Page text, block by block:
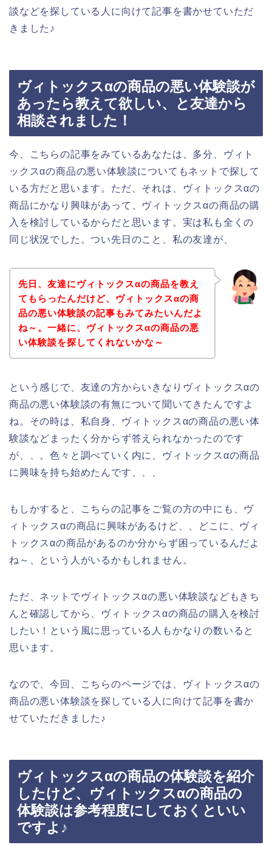
談などを探している人に向けて記事を書かせていただ
きました♪
ヴィトックスαの商品の悪い体験談が
あったら教えて欲しい、と友達から
相談されました！
今、こちらの記事をみているあなたは、多分、ヴィト
ックスαの商品の悪い体験談についてもネットで探して
いる方だと思います。ただ、それは、ヴィトックスαの
商品にかなり興味があって、ヴィトックスαの商品の購
入を検討しているからだと思います。実は私も全くの
同じ状況でした。つい先日のこと、私の友達が、
先日、友達にヴィトックスαの商品を教え
てもらったんだけど、ヴィトックスαの商
品の悪い体験談の記事もみてみたいんだよ
ね～。一緒に、ヴィトックスαの商品の悪
い体験談を探してくれないかな～
という感じで、友達の方からいきなりヴィトックスαの
商品の悪い体験談の有無について聞いてきたんですよ
ね。その時は、私自身、ヴィトックスαの商品の悪い体
験談などまったく分からず答えられなかったのです
が、、。色々と調べていく内に、ヴィトックスαの商品
に興味を持ち始めたんです、、、
もしかすると、こちらの記事をご覧の方の中にも、ヴ
ィトックスαの商品に興味があるけど、、どこに、ヴィ
トックスαの商品があるのか分からず困っているんだよ
ね～、という人がいるかもしれません。
ただ、ネットでヴィトックスαの悪い体験談などもきち
んと確認してから、ヴィトックスαの商品の購入を検討
したい！という風に思っている人もかなりの数いると
思います。
なので、今回、こちらのページでは、ヴィトックスαの
商品の悪い体験談を探している人に向けて記事を書か
せていただきました♪
ヴィトックスαの商品の体験談を紹介
したけど、ヴィトックスαの商品の
体験談は参考程度にしておくといい
ですよ♪